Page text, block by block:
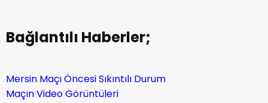
Bağlantılı Haberler;
Mersin Maçı Öncesi Sıkıntılı Durum
Maçın Video Görüntüleri